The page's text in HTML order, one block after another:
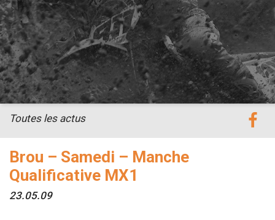
Brou – Samedi – Manche
Qualificative MX1
23.05.09
Toutes les actus